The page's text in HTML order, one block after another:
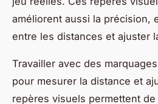
améliorent aussi la précision,
entre les distances et ajuster
Travailler avec des
pour mesurer la distance et
repères visuels permettent